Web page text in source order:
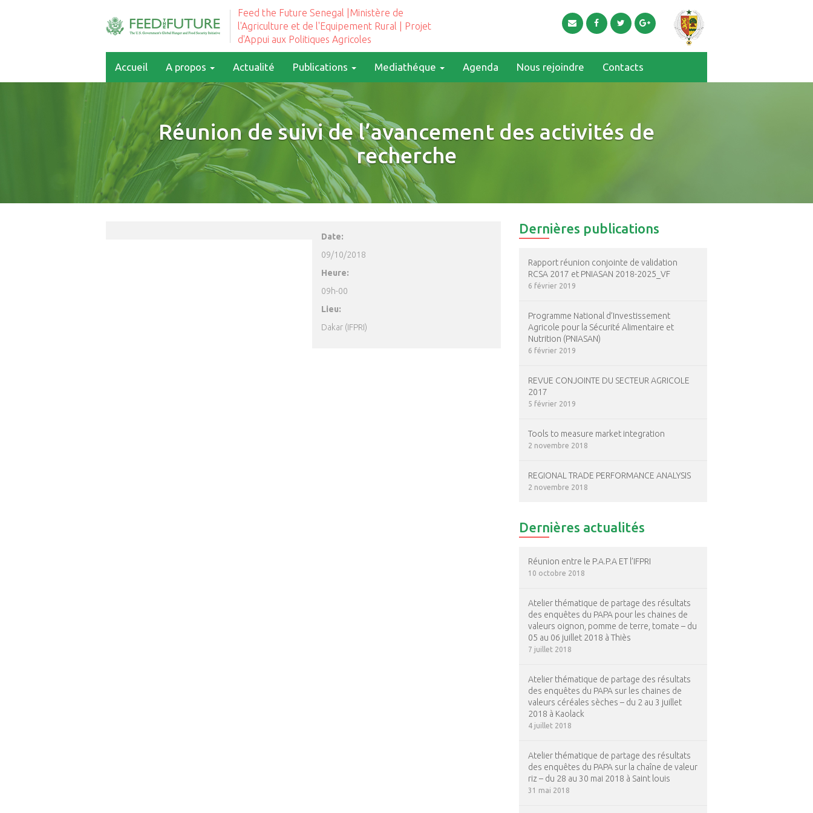
Feed the Future Senegal |Ministère de
l'Agriculture et de l'Equipement Rural | Projet
d'Appui aux Politiques Agricoles
Accueil A propos Actualité Publications Mediathéque Agenda Nous rejoindre Contacts
Réunion de suivi de l’avancement des activités de
recherche
Date:
09/10/2018
Heure:
09h-00
Lieu:
Dakar (IFPRI)
Dernières publications
Rapport réunion conjointe de validation
RCSA 2017 et PNIASAN 2018-2025_VF
6 février 2019
Programme National d’Investissement
Agricole pour la Sécurité Alimentaire et
Nutrition (PNIASAN)
6 février 2019
REVUE CONJOINTE DU SECTEUR AGRICOLE
2017
5 février 2019
Tools to measure market integration
2 novembre 2018
REGIONAL TRADE PERFORMANCE ANALYSIS
2 novembre 2018
Dernières actualités
Réunion entre le P.A.P.A ET l’IFPRI
10 octobre 2018
Atelier thématique de partage des résultats
des enquêtes du PAPA pour les chaines de
valeurs oignon, pomme de terre, tomate – du
05 au 06 juillet 2018 à Thiès
7 juillet 2018
Atelier thématique de partage des résultats
des enquêtes du PAPA sur les chaines de
valeurs céréales sèches – du 2 au 3 juillet
2018 à Kaolack
4 juillet 2018
Atelier thématique de partage des résultats
des enquêtes du PAPA sur la chaîne de valeur
riz – du 28 au 30 mai 2018 à Saint louis
31 mai 2018